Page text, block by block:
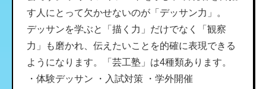
す人にとって欠かせないのが「デッサン力」。
デッサンを学ぶと「描く力」だけでなく「観察
力」も磨かれ、伝えたいことを的確に表現できる
ようになります。「芸工塾」は4種類あります。
・体験デッサン
・入試対策
・学外開催